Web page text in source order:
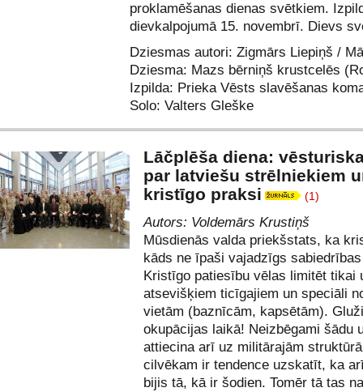
proklamēšanas dienas svētkiem.
dievkalpojumā 15. novembrī. Dievs
Dziesmas autori: Zigmārs Liepiņš /
Dziesma: Mazs bērniņš krustcelēs
Izpilda: Prieka Vēsts slavēšanas
Solo: Valters Gleške
Lāčplēša diena:
par latviešu strēlniekiem
kristīgo praksi
(1)
Autors: Voldemārs Krustiņš
Mūsdienās valda priekšstats, ka
kāds ne īpaši vajadzīgs
Kristīgo patiesību vēlas limitēt tikai
atsevišķiem ticīgajiem un speciāli
vietām (baznīcām, kapsētām).
okupācijas laikā! Neizbēgami šādu
attiecina arī uz militārajām
cilvēkam ir tendence uzskatīt, ka
bijis tā, kā ir šodien. Tomēr tā tas